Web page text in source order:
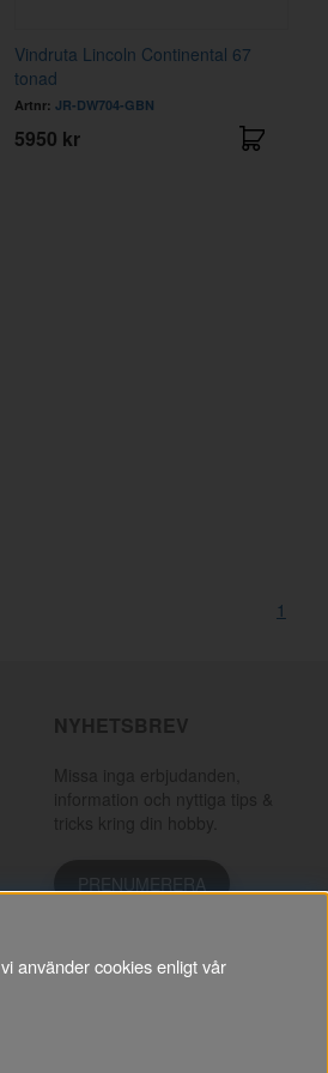
Vindruta Lincoln Continental 67
tonad
Artnr:JR-DW704-GBN
5950 kr
1
PRENUMERERA
använder cookies enligt vår